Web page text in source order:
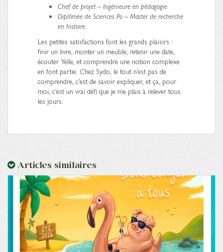
Chef de projet – Ingénieure en pédagogie
Diplômée de Sciences Po – Master de recherche
en histoire.
Les petites satisfactions font les grands plaisirs :
finir un livre, monter un meuble, retenir une date,
écouter Yelle, et comprendre une notion complexe
en font partie. Chez Sydo, le tout n’est pas de
comprendre, c’est de savoir expliquer, et ça, pour
moi, c’est un vrai défi que je me plais à relever tous
les jours.
Articles similaires